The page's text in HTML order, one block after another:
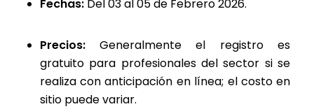
Fechas:Del 03 al 05 de Febrero 2026.
Precios:Generalmente el registro es
gratuito para profesionales del sector si se
realiza con anticipación en línea; el costo en
sitio puede variar.